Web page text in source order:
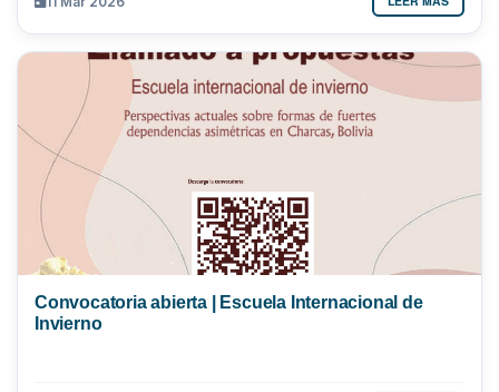
Convocatoria abierta | Escuela Internacional de
Invierno